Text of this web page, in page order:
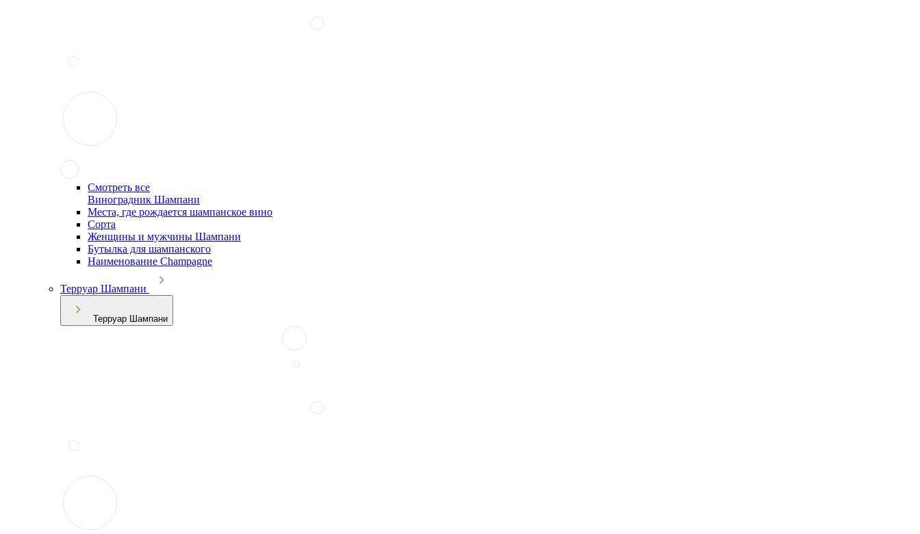
Смотреть все
Виноградник Шампани
Места, где рождается шампанское вино
Сорта
Женщины и мужчины Шампани
Бутылка для шампанского
Наименование Champagne
Терруар Шампани
Терруар Шампани